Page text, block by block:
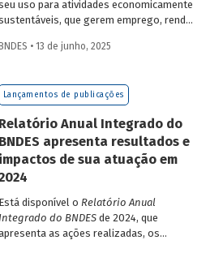
uso para atividades economicamente
que gerem emprego, renda
nessas regiões, não são excludentes.
desafio para a gestão e preservação das
florestas e da possibilidade de utilização
privado para viabilizar o desenvolvimento
sustentável nessas regiões.
BNDES • 13 de junho, 2025
Lançamentos de publicações
Relatório Anual Integrado do
BNDES apresenta resultados e
impactos de sua atuação em
Está disponível o Relatório Anual
do BNDESde 2024, que
as ações realizadas, os